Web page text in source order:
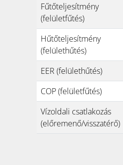
Fűtőteljesítmény
(felületfűtés)
Hűtőteljesítmény
(felülethűtés)
EER (felülethűtés)
COP (felületfűtés)
Vízoldali csatlakozás
(előremenő/visszatérő)